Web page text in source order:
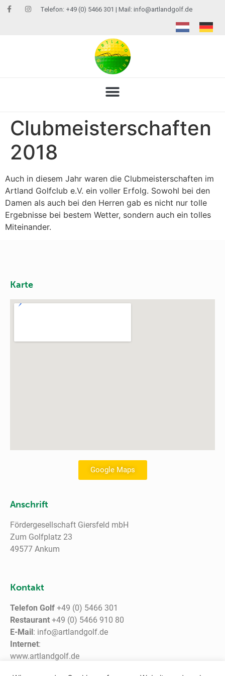
Telefon: +49 (0) 5466 301 | Mail: info@artlandgolf.de
Clubmeisterschaften
2018
Auch in diesem Jahr waren die Clubmeisterschaften im
Artland Golfclub e.V. ein voller Erfolg. Sowohl bei den
Damen als auch bei den Herren gab es nicht nur tolle
Ergebnisse bei bestem Wetter, sondern auch ein tolles
Miteinander.
Karte
Google Maps
Anschrift
Fördergesellschaft Giersfeld mbH
Zum Golfplatz 23
49577 Ankum
Kontakt
Telefon Golf +49 (0) 5466 301
Restaurant +49 (0) 5466 910 80
E-Mail: info@artlandgolf.de
Internet:
www.artlandgolf.de